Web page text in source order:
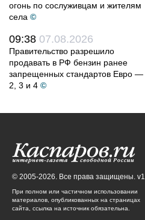
огонь по сослуживцам и жителям
села ©
09:38 07.08.2026
Правительство разрешило
продавать в РФ бензин ранее
запрещенных стандартов Евро —
2, 3 и 4 ©
© 2005-2026. Все права защищены. v1
При полном или частичном использовании
материалов, опубликованных на страницах
сайта, ссылка на источник обязательна.